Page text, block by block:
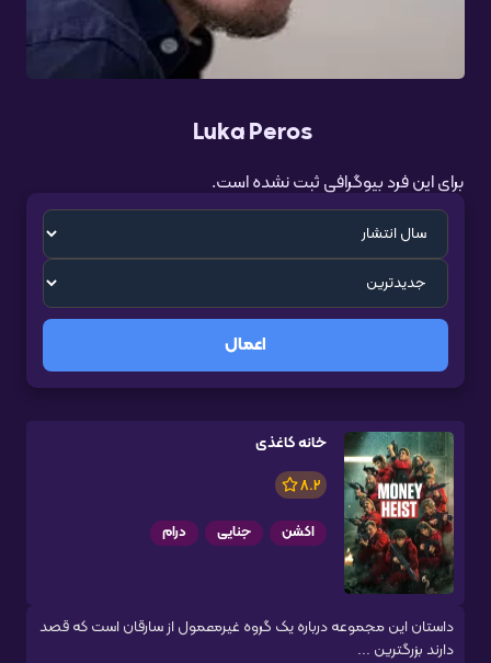
Luka Peros
برای این فرد بیوگرافی ثبت نشده است.
اعمال
خانه کاغذی
8.2
اکشن جنایی درام
داستان این مجموعه درباره یک گروه غیرمعمول از سارقان است که قصد
دارند بزرگترین ...